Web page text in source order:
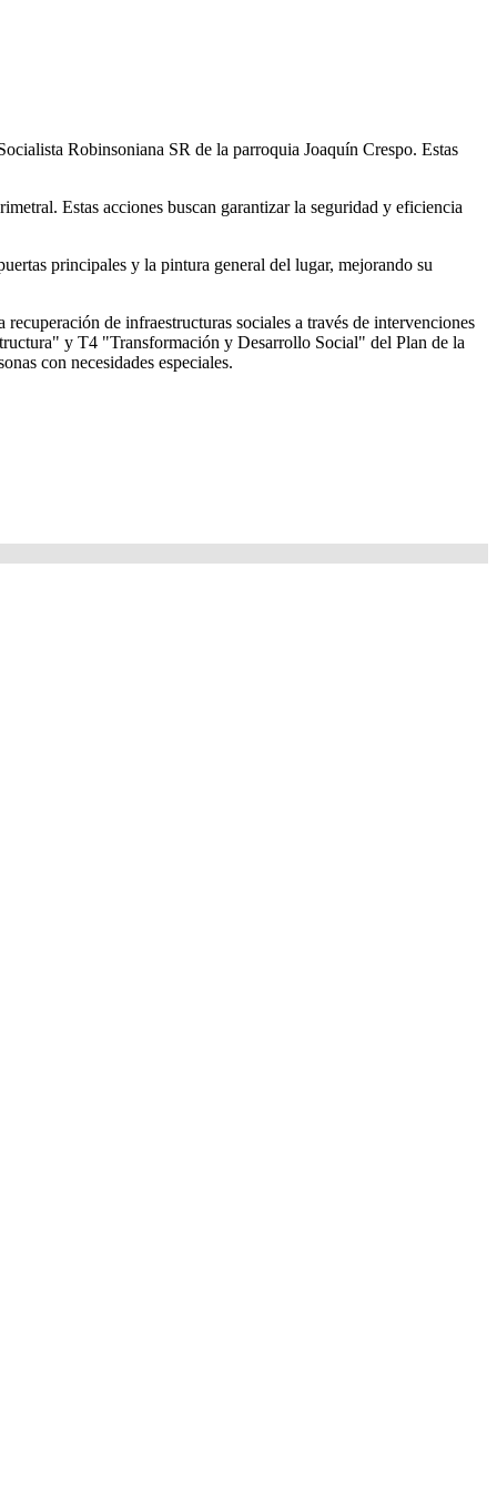
Robinsoniana SR de la parroquia Joaquín Crespo. Estas
Estas acciones buscan garantizar la seguridad y eficiencia
principales y la pintura general del lugar, mejorando su
de infraestructuras sociales a través de intervenciones
y T4 "Transformación y Desarrollo Social" del Plan de la
con necesidades especiales.